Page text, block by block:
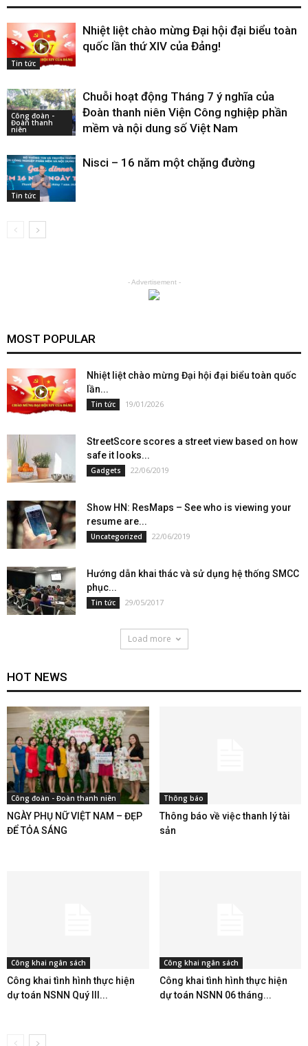
Tin tức
Nhiệt liệt chào mừng Đại hội đại biểu toàn
quốc lần thứ XIV của Đảng!
Công đoàn -
Đoàn thanh
niên
Chuỗi hoạt động Tháng 7 ý nghĩa của
Đoàn thanh niên Viện Công nghiệp phần
mềm và nội dung số Việt Nam
Tin tức
Nisci – 16 năm một chặng đường
- Advertisement -
MOST POPULAR
Nhiệt liệt chào mừng Đại hội đại biểu toàn quốc
lần...
Tin tức 19/01/2026
StreetScore scores a street view based on how
safe it looks...
Gadgets 22/06/2019
Show HN: ResMaps – See who is viewing your
resume are...
Uncategorized 22/06/2019
Hướng dẫn khai thác và sử dụng hệ thống SMCC
phục...
Tin tức 29/05/2017
Load more
HOT NEWS
Công đoàn - Đoàn thanh niên
NGÀY PHỤ NỮ VIỆT NAM – ĐẸP
ĐỂ TỎA SÁNG
Thông báo
Thông báo về việc thanh lý tài
sản
Công khai ngân sách
Công khai tình hình thực hiện
dự toán NSNN Quý III...
Công khai ngân sách
Công khai tình hình thực hiện
dự toán NSNN 06 tháng...